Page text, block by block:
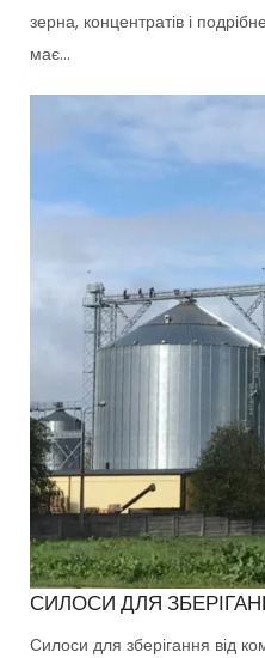
зерна, концентратів і
має...
СИЛОСИ ДЛЯ
Силоси для зберігання від